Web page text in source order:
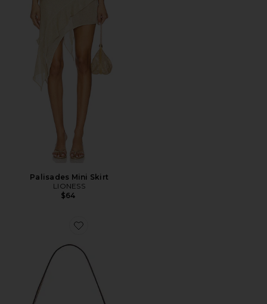
Palisades Mini Skirt
LIONESS
$64
Favorite BOLSA DE OMBRO 26IN CRYSTAL